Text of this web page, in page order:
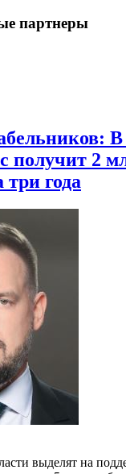
партнеры
В
получит 2
три года
выделят на